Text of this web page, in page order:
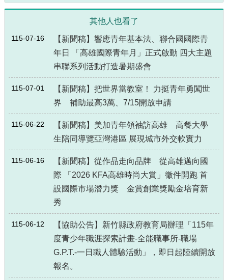
其他人也看了
115-07-16
【新聞稿】響應青年基本法、聯合國國際青
年日 「高雄國際青年月」正式啟動 四大主題
串聯系列活動打造暑期盛會
115-07-01
【新聞稿】把世界當教室！ 力挺青年勇闖世
界 補助最高3萬、7/15開放申請
115-06-22
【新聞稿】美加青年領袖訪高雄 高餐大學
生陪同導覽亞灣港區 展現城市外交軟實力
115-06-16
【新聞稿】從作品走向品牌 從高雄邁向國
際 「2026 KFA高雄時尚大賞」徵件開跑 首
設國際市場潛力獎 金賞創業獎勵金培育新
秀
115-06-12
【協助公告】新竹縣政府教育局辦理「115年
度青少年職涯探索計畫-全能職事所-職場
G.P.T.-一日職人體驗活動」，即日起陸續開放
報名。